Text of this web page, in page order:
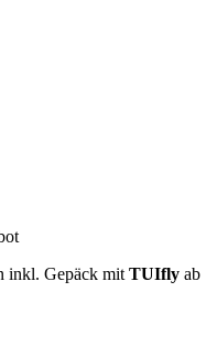
inkl. Gepäck mit TUIfly ab